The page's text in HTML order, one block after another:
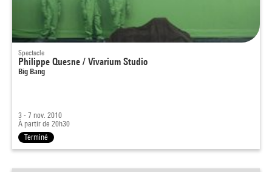
Spectacle
Philippe Quesne / Vivarium Studio
Big Bang
3 - 7 nov. 2010
À partir de 20h30
Terminé